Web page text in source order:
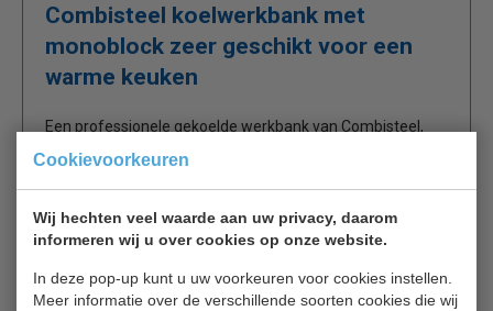
Cookievoorkeuren
Wij hechten veel waarde aan uw privacy, daarom
informeren wij u over cookies op onze website.
In deze pop-up kunt u uw voorkeuren voor cookies instellen.
Meer informatie over de verschillende soorten cookies die wij
Combisteel koelwerkbank met
monoblock zeer geschikt voor een
warme keuken
Een professionele gekoelde werkbank van Combisteel,
ideaal voor keukens waar ruimte beperkt is. Hiermee
gebruiksvriendelijke bediening, automatische ontdooiing
en geforceerde koeling.
Ideaal voor iedere Horeca keuken.